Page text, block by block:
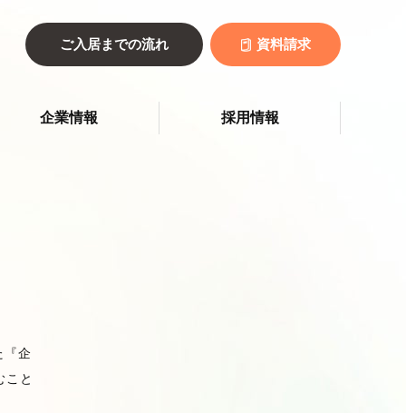
ご入居までの流れ 資料請求
企業情報 採用情報
『企
こと